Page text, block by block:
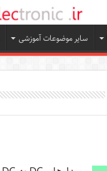
سایر موضوعات آموزشی